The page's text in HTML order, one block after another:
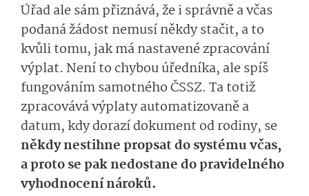
Úřad ale sám přiznává, že i správně a včas
podaná žádost nemusí někdy stačit, a to
kvůli tomu, jak má nastavené zpracování
výplat. Není to chybou úředníka, ale spíš
fungováním samotného ČSSZ. Ta totiž
zpracovává výplaty automatizovaně a
datum, kdy dorazí dokument od rodiny, se
někdy nestihne propsat do systému včas,
a proto se pak nedostane do pravidelného
vyhodnocení nároků.